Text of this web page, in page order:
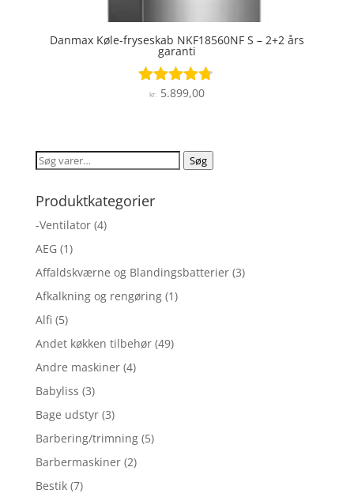
Danmax Køle-fryseskab NKF18560NF S – 2+2 års
garanti
Vurderet
kr.5.899,00
Søg
Søg
Produktkategorier
-Ventilator (4)
AEG (1)
Affaldskværne og Blandingsbatterier (3)
Afkalkning og rengøring (1)
Alfi (5)
Andet køkken tilbehør (49)
Andre maskiner (4)
Babyliss (3)
Bage udstyr (3)
Barbering/trimning (5)
Barbermaskiner (2)
Bestik (7)